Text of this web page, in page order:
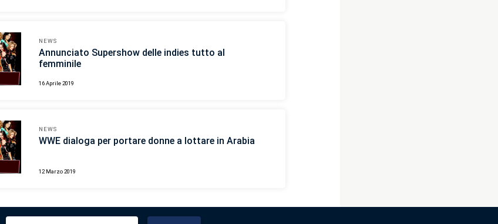
NEWS
Annunciato Supershow delle indies tutto al
femminile
16 Aprile 2019
NEWS
WWE dialoga per portare donne a lottare in Arabia
12 Marzo 2019
Ricerca